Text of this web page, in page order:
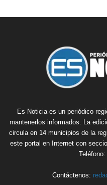
Es Noticia es un periódico
mantenerlos informados. La
circula en 14 municipios de la
este portal en Internet con
Teléfono:
Contáctenos: